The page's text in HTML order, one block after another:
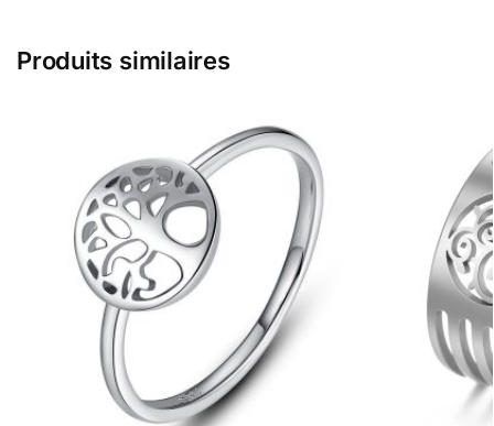
Produits similaires